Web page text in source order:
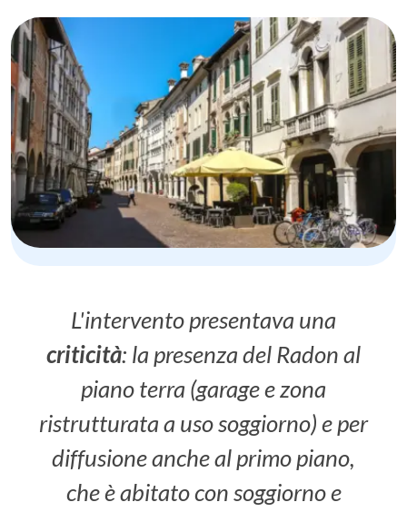
L'intervento presentava una
criticità: la presenza del Radon al
piano terra (garage e zona
ristrutturata a uso soggiorno) e per
diffusione anche al primo piano,
che è abitato con soggiorno e